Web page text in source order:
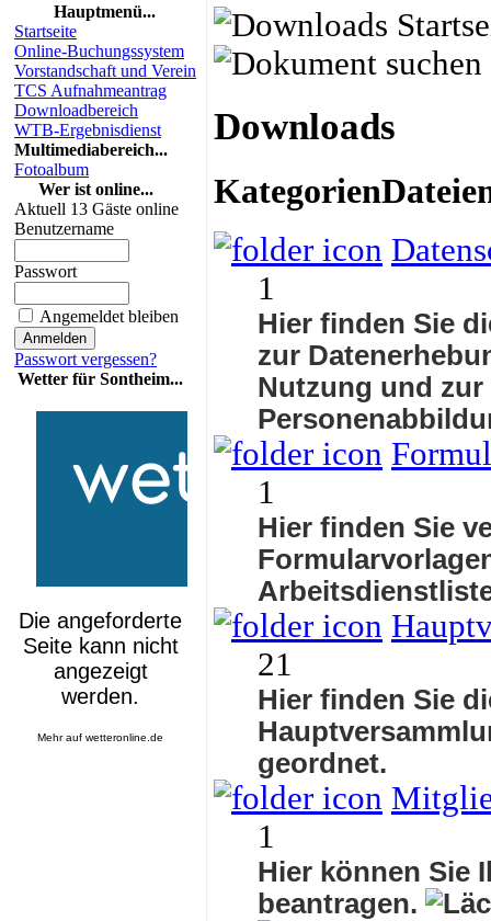
Hauptmenü...
Startseite
Online-Buchungssystem
Vorstandschaft und Verein
TCS Aufnahmeantrag
Downloadbereich
WTB-Ergebnisdienst
Multimediabereich...
Fotoalbum
Wer ist online...
Aktuell 13 Gäste online
Benutzername
Passwort
Angemeldet bleiben
Passwort vergessen?
Wetter für Sontheim...
Mehr aufwetteronline.de
Downloads
Kategorien
1
Hier finden Sie
zur
Nutzung und
1
Hier finden Sie
21
Hier finden Sie
geordnet.
1
Hier können Sie
beantragen.